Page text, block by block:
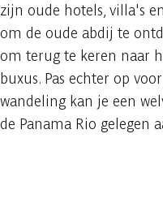
zijn oude hotels, villa's
om de oude abdij te
om terug te keren naar
buxus. Pas echter op
wandeling kan je een
de Panama Rio gelegen